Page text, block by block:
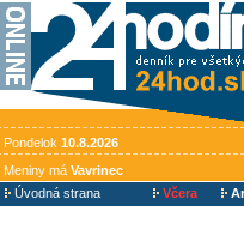
Pondelok 10.8.2026
Meniny má Vavrinec
Úvodná strana
Včera